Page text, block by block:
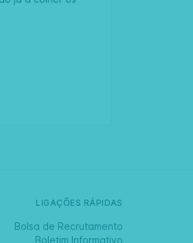
LIGAÇÕES RÁPIDAS
Bolsa de Recrutamento
Boletim Informativo